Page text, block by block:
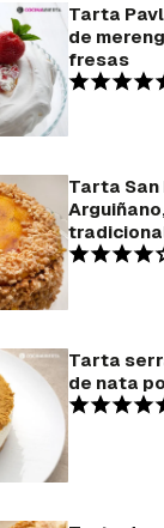
Tarta
de
fresas
Tarta San
Tarta
de nata